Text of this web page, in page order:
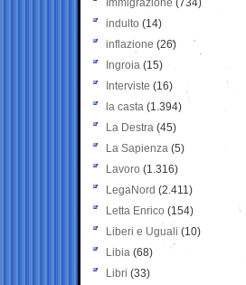
Immigrazione (734)
indulto (14)
inflazione (26)
Ingroia (15)
Interviste (16)
la casta (1.394)
La Destra (45)
La Sapienza (5)
Lavoro (1.316)
LegaNord (2.411)
Letta Enrico (154)
Liberi e Uguali (10)
Libia (68)
Libri (33)